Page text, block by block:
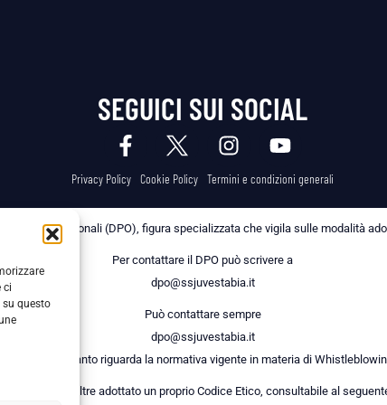
ci
questo
SEGUICI SUI SOCIAL
Privacy Policy Cookie Policy Termini e condizioni generali
dei Dati Personali (DPO), figura specializzata che vigila sulle modalità
Per contattare il DPO può scrivere a
dpo@ssjuvestabia.it
Può contattare sempre
dpo@ssjuvestabia.it
anche per quanto riguarda la normativa vigente in materia di
Società ha inoltre adottato un proprio Codice Etico, consultabile al